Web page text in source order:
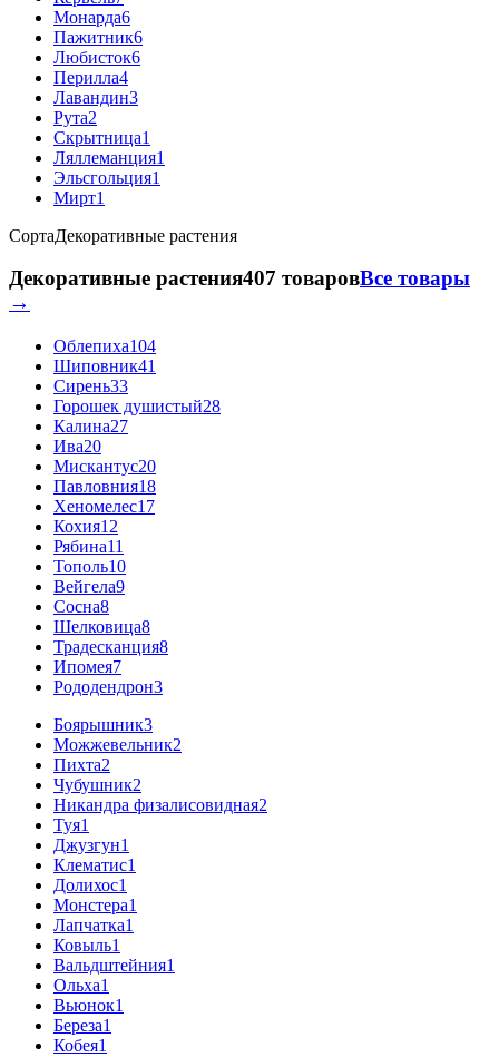
Монарда6
Пажитник6
Любисток6
Перилла4
Лавандин3
Рута2
Скрытница1
Ляллеманция1
Эльсгольция1
Мирт1
СортаДекоративные растения
Декоративные растения407 товаровВсе товары
→
Облепиха104
Шиповник41
Сирень33
Горошек душистый28
Калина27
Ива20
Мискантус20
Павловния18
Хеномелес17
Кохия12
Рябина11
Тополь10
Вейгела9
Сосна8
Шелковица8
Традесканция8
Ипомея7
Рододендрон3
Боярышник3
Можжевельник2
Пихта2
Чубушник2
Никандра физалисовидная2
Туя1
Джузгун1
Клематис1
Долихос1
Монстера1
Лапчатка1
Ковыль1
Вальдштейния1
Ольха1
Вьюнок1
Береза1
Кобея1